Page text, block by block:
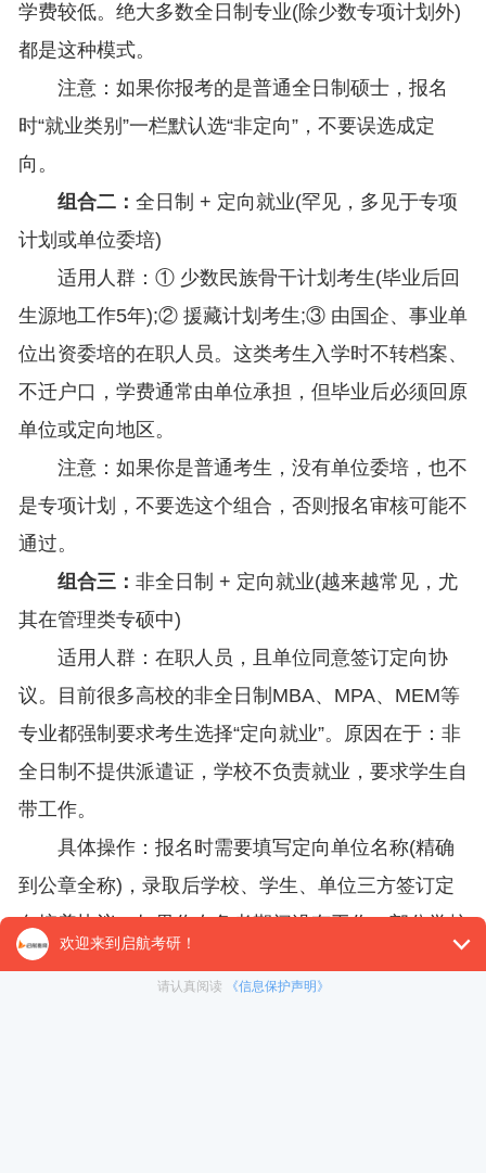
学费较低。绝大多数全日制专业(除少数专项计划外)
都是这种模式。
注意：如果你报考的是普通全日制硕士，报名
时“就业类别”一栏默认选“非定向”，不要误选成定
向。
组合二： 全日制 + 定向就业(罕见，多见于专项
计划或单位委培)
适用人群：① 少数民族骨干计划考生(毕业后回
生源地工作5年);② 援藏计划考生;③ 由国企、事业单
位出资委培的在职人员。这类考生入学时不转档案、
不迁户口，学费通常由单位承担，但毕业后必须回原
单位或定向地区。
注意：如果你是普通考生，没有单位委培，也不
是专项计划，不要选这个组合，否则报名审核可能不
通过。
组合三： 非全日制 + 定向就业(越来越常见，尤
其在管理类专硕中)
适用人群：在职人员，且单位同意签订定向协
议。目前很多高校的非全日制MBA、MPA、MEM等
专业都强制要求考生选择“定向就业”。原因在于：非
全日制不提供派遣证，学校不负责就业，要求学生自
带工作。
具体操作：报名时需要填写定向单位名称(精确
到公章全称)，录取后学校、学生、单位三方签订定
向培养协议。如果你在备考期间没有工作，部分学校
允许先填写“暂无”，但录取前必须找到单位并补签协